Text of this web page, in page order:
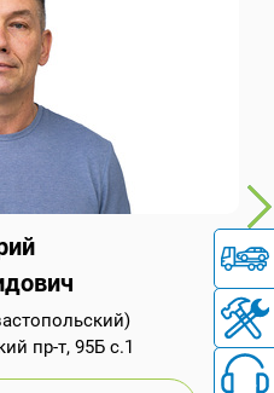
пр-т, 95Б с.1